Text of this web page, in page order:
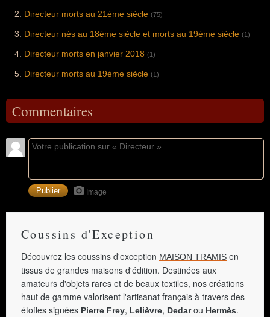
Directeur morts au 21ème siècle (75)
Directeur nés au 18ème siècle et morts au 19ème siècle (1)
Directeur morts en janvier 2018 (1)
Directeur morts au 19ème siècle (1)
Commentaires
Image
Coussins d'Exception
Découvrez les coussins d'exception MAISON TRAMIS en
tissus de grandes maisons d'édition. Destinées aux
amateurs d'objets rares et de beaux textiles, nos créations
haut de gamme valorisent l'artisanat français à travers des
étoffes signées Pierre Frey, Lelièvre, Dedarou Hermès.